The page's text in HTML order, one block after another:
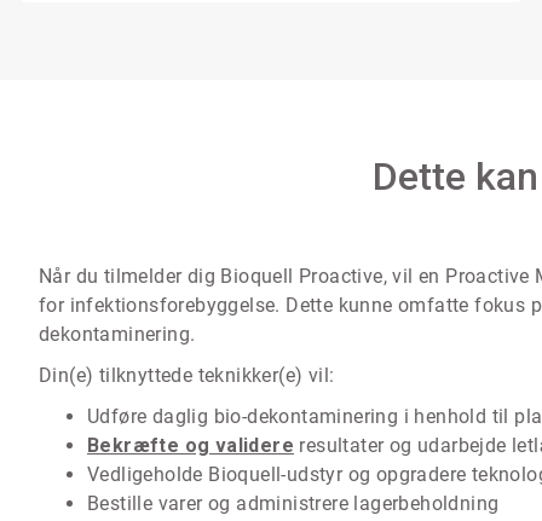
Dette
Når du tilmelder dig Bioquell Proactive, vil en
for infektionsforebyggelse. Dette kunne omfatte fokus
dekontaminering.
Din(e) tilknyttede teknikker(e) vil:
Udføre daglig bio-dekontaminering i henhold til
Bekræfte og validere resultater og udarbejde
Vedligeholde Bioquell-udstyr og opgradere
Bestille varer og administrere lagerbeholdning